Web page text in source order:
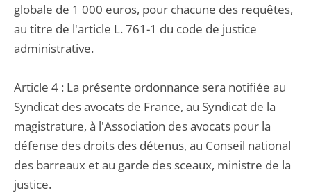
globale de 1 000 euros, pour chacune des requêtes,
au titre de l'article L. 761-1 du code de justice
administrative.
Article 4 : La présente ordonnance sera notifiée au
Syndicat des avocats de France, au Syndicat de la
magistrature, à l'Association des avocats pour la
défense des droits des détenus, au Conseil national
des barreaux et au garde des sceaux, ministre de la
justice.